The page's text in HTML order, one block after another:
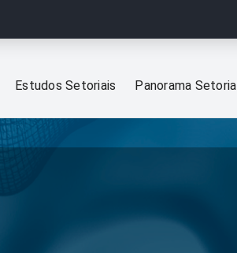
Estudos Setoriais Panorama Setorial